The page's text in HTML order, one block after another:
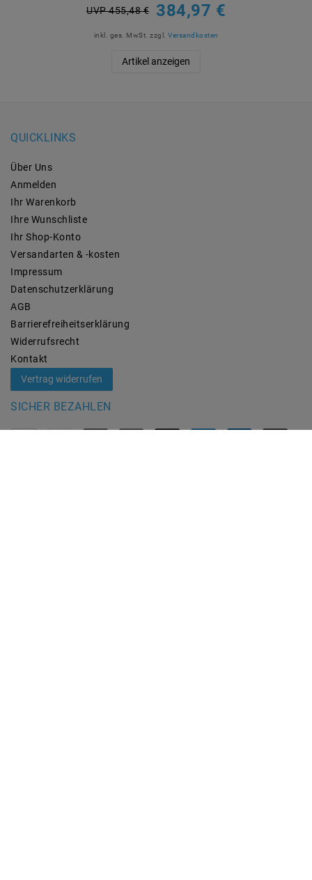
UVP 455,48 € 384,97 €
inkl. ges. MwSt. zzgl. Versandkosten
Artikel anzeigen
QUICKLINKS
Über Uns
Anmelden
Ihr Warenkorb
Ihre Wunschliste
Ihr Shop-Konto
Versandarten & -kosten
Impressum
Daten­schutz­erklärung
AGB
Barrierefreiheitserklärung
Widerrufs­recht
Kontakt
Vertrag widerrufen
SICHER BEZAHLEN